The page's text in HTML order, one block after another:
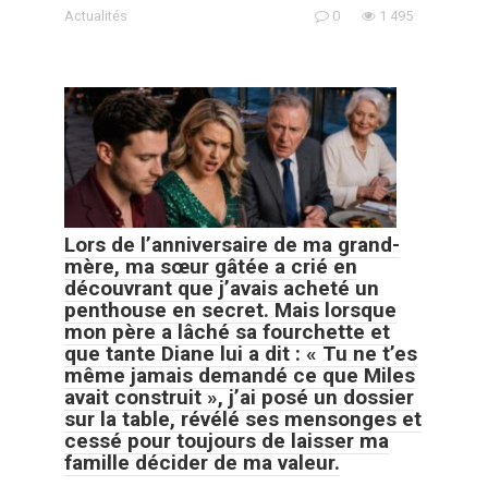
Actualités 0 1 495
Lors de l’anniversaire de ma grand-
mère, ma sœur gâtée a crié en
découvrant que j’avais acheté un
penthouse en secret. Mais lorsque
mon père a lâché sa fourchette et
que tante Diane lui a dit : « Tu ne t’es
même jamais demandé ce que Miles
avait construit », j’ai posé un dossier
sur la table, révélé ses mensonges et
cessé pour toujours de laisser ma
famille décider de ma valeur.